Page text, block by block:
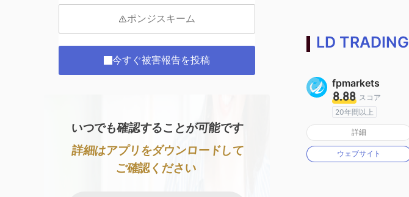
ポンジスキーム
今すぐ被害報告を投稿
いつでも確認することが可能です
詳細はアプリをダウンロードして
ご確認ください
LD TRADING
fpmarkets
8.88 スコア
20年間以上
オーストラリア規制
マーケットメイキングライセンス（MM）
詳細
ウェブサイト